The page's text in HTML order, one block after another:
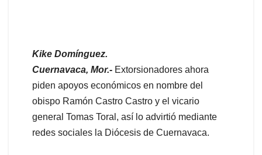
Kike Domínguez.
Cuernavaca, Mor.- Extorsionadores ahora
piden apoyos económicos en nombre del
obispo Ramón Castro Castro y el vicario
general Tomas Toral, así lo advirtió mediante
redes sociales la Diócesis de Cuernavaca.